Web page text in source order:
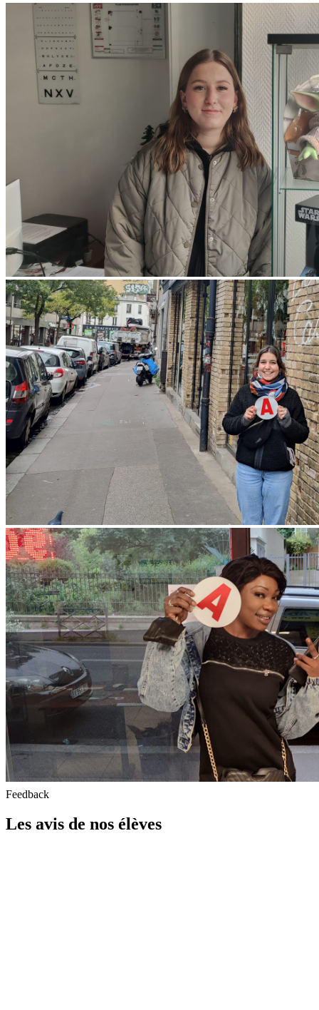
Feedback
Les avis de nos élèves